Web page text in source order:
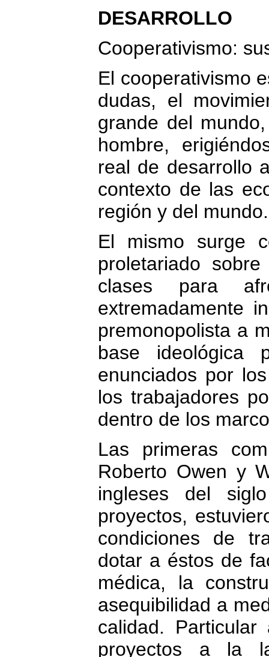
DESARROLLO
Cooperativismo:
El cooperativismo
dudas, el
grande del
hombre,
real de desarrollo
contexto de las
región y del mundo.
El mismo surge
proletariado
clases para
extremadamente
premonopolista a
base ideológica
enunciados por
los trabajadores
dentro de los
Las primeras
Roberto Owen y
ingleses del
proyectos,
condiciones de
dotar a éstos de
médica, la
asequibilidad a
calidad. Particular
proyectos a la